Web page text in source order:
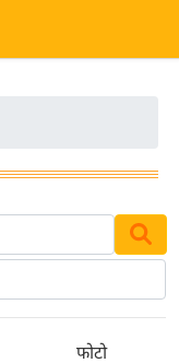
फोटो